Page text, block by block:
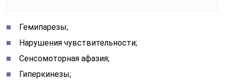
Гемипарезы;
Нарушения чувствительности;
Сенсомоторная афазия;
Гиперкинезы;